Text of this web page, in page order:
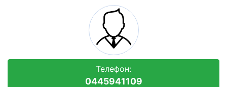
Телефон:
0445941109